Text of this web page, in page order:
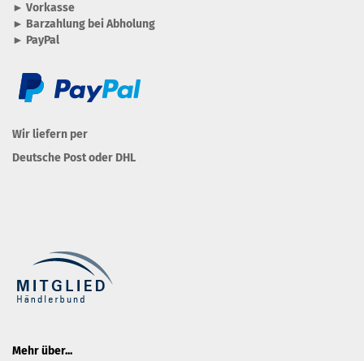
► Vorkasse
► Barzahlung bei Abholung
► PayPal
Wir liefern per
Deutsche Post oder DHL
Mehr über...